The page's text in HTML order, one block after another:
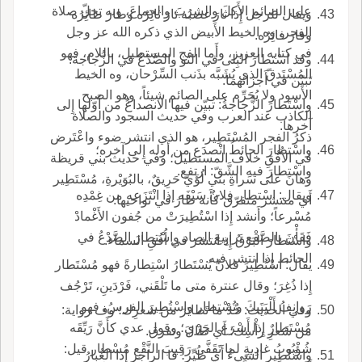
على الصائم الأَكلَ والشربَ والجماعَ، وبه تحلّ صلاة
الفجر، وه الخيط الأَبيض الذي ذكره الله عز وجل
في كتابه العزيز، وأَما الفج المستطيل، باللام، فهو
المُسْتَدقّ الذي يُشَبَّه بذَنب السِّرْحان، وه الخيط
الأَسود ولا يُحَرِّم على الصائم شيئاً، وهو الصبح
الكاذب عند العرب وفي حديث السجود والصلاة
ذكرُ الفجر المُسْتَطِير، هو الذي انتشر ضوء واعْتَرض
في الأُفُقِ خلاف المستطيل؛ وفي حديث بني قريظة
وهانَ على سَراةِ بني لُؤَيّ حَرِيقٌ، بالبُوَيْرةِ، مُسْتَطِير
أَي منتشر متفرّق كأَنه طارَ في نواحيها.
ويقال للرجل إِذا ثارَ غضبُه ثارَ ثائِرُه وطارَ طائِرُه
وفارَ فائِرُه.
وقد اسْتطارَ البِلى في الثو والصَّدْعُ في الزُّجاجة:
تَبَيّن في أَجزائهما.
واسْتَطارَ الزُّجاجةُ: تبيّن فيها الانصداعُ من أَوّلها إِلى
آخرها.
واسْتطارَ الحائطُ انْصدَع من أَوله إِلى آخره؛
واسْتطارَ فيه الشَّقّ: ارتفع.
ويقال: اسْتطار فلانٌ سَيْفَه إذا انْتَزَعه من غِمْدِه
مُسْرعاً؛ وأَنشد إِذا اسْتُطِيرَتْ من جُفون الأَغْمادْ
فَقَأْنَ بالصَّقْع يَرابِيعَ الصاد واسْتطارَ الصَّدْعُ في
الحائط إِذا انتشر فيه.
واسْتطارَ البَرْقُ إِذ انتشر في أُفُقِ السماء.
يقال: اسْتُطِيرَ فلانٌ يُسْتَطارُ اسْتِطارةً فهو مُسْتَطار
إِذا ذُغِرَ؛ وقال عنترة متى ما تَلْقَني، فَرْدَينِ، تَرْجُف
رَوانِفُ أَلْيَتَيكَ وتُسْتطار واسْتُطِير الفرسُ، فهو
مُسْتَطارٌ إِذا أَسْرَع الجَرْيَ؛ وقول عدي كأَنَّ رَيِّقَه
شُؤْبُوبُ غادِيةٍ لما تَقَفَّى رَقِيبَ النَّقْعِ مُسْطار قيل:
وفي الحديث: خُذْ ما تَطايَرَ من شَعرِك؛ وف رواية:
من شَعرِ رأْسِك؛ أَي طال وتفرق.
واسْتُطِير الشيءُ أَي طُيِّر؛ قا الراجز إِذا الغُبارُ